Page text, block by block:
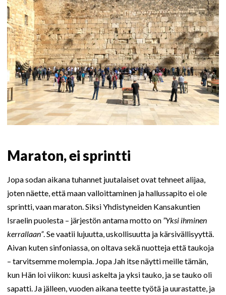
Maraton, ei sprintti
Jopa sodan aikana tuhannet juutalaiset ovat tehneet alijaa,
joten näette, että maan valloittaminen ja hallussapito ei ole
sprintti, vaan maraton. Siksi Yhdistyneiden Kansakuntien
Israelin puolesta – järjestön antama motto on ”Yksi ihminen
kerrallaan”. Se vaatii lujuutta, uskollisuutta ja kärsivällisyyttä.
Aivan kuten sinfoniassa, on oltava sekä nuotteja että taukoja
– tarvitsemme molempia. Jopa Jah itse näytti meille tämän,
kun Hän loi viikon: kuusi askelta ja yksi tauko, ja se tauko oli
sapatti. Ja jälleen, vuoden aikana teette työtä ja uurastatte, ja